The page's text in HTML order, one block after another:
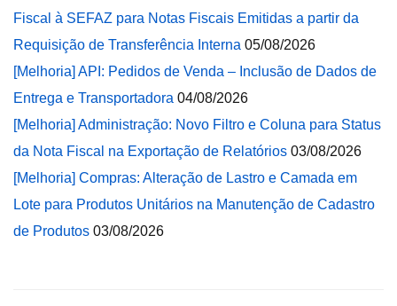
Fiscal à SEFAZ para Notas Fiscais Emitidas a partir da
Requisição de Transferência Interna 05/08/2026
[Melhoria] API: Pedidos de Venda – Inclusão de Dados de
Entrega e Transportadora 04/08/2026
[Melhoria] Administração: Novo Filtro e Coluna para Status
da Nota Fiscal na Exportação de Relatórios 03/08/2026
[Melhoria] Compras: Alteração de Lastro e Camada em
Lote para Produtos Unitários na Manutenção de Cadastro
de Produtos 03/08/2026